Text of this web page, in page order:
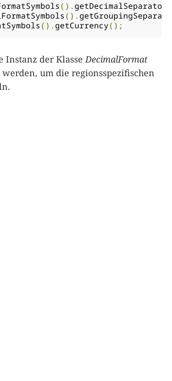
(). getDecimalSeparator
(). getGroupingSeparator
(). getCurrency();
Instanz der KlasseDecimalFormat
um die regionsspezifischen